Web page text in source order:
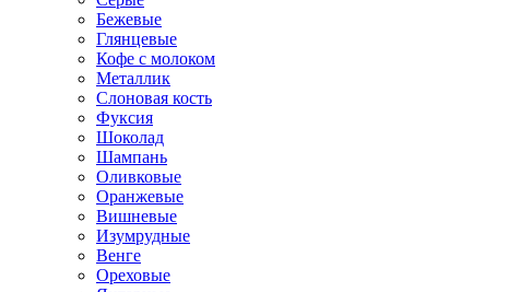
Бежевые
Глянцевые
Кофе с молоком
Металлик
Слоновая кость
Фуксия
Шоколад
Шампань
Оливковые
Оранжевые
Вишневые
Изумрудные
Венге
Ореховые